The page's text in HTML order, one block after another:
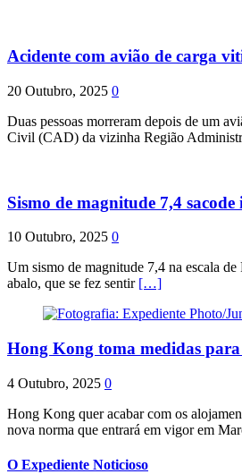
Acidente com avião de carga
20 Outubro, 2025 0
Duas pessoas morreram depois de um
Civil (CAD) da vizinha Região
Sismo de magnitude 7,4
10 Outubro, 2025 0
Um sismo de magnitude 7,4 na escala
abalo, que se fez sentir […]
Hong Kong toma medidas
4 Outubro, 2025 0
Hong Kong quer acabar com os
nova norma que entrará em vigor em
O Expediente Noticioso